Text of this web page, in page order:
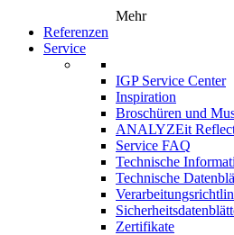
Mehr
Referenzen
Service
IGP Service Center
Inspiration
Broschüren und
ANALYZEit
Service FAQ
Technische
Technische
Zertifikate